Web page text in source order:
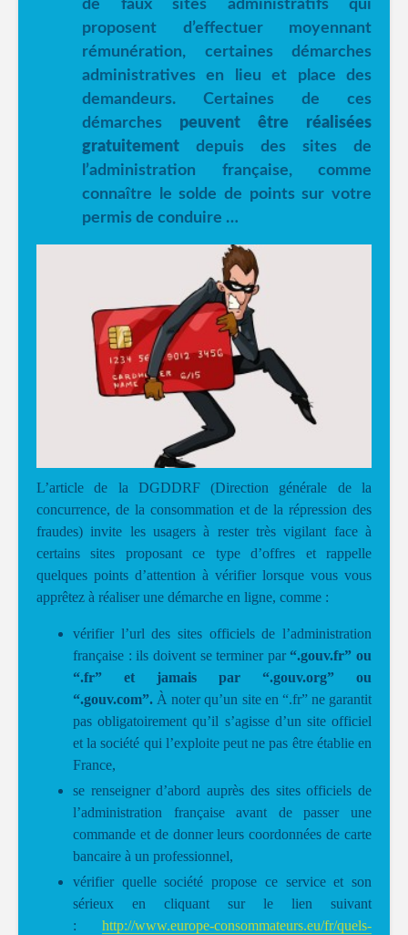
de faux sites administratifs qui
proposent d’effectuer moyennant
rémunération, certaines démarches
administratives en lieu et place des
demandeurs. Certaines de ces
démarches peuvent être réalisées
gratuitement depuis des sites de
l’administration française, comme
connaître le solde de points sur votre
permis de conduire …
L’article de la DGDDRF (Direction générale de la
concurrence, de la consommation et de la répression des
fraudes) invite les usagers à rester très vigilant face à
certains sites proposant ce type d’offres et rappelle
quelques points d’attention à vérifier lorsque vous vous
apprêtez à réaliser une démarche en ligne, comme :
vérifier l’url des sites officiels de l’administration
française : ils doivent se terminer par“.gouv.fr” ou
“.fr” et jamais par “.gouv.org” ou
“.gouv.com”. À noter qu’un site en “.fr” ne garantit
pas obligatoirement qu’il s’agisse d’un site officiel
et la société qui l’exploite peut ne pas être établie en
France,
se renseigner d’abord auprès des sites officiels de
l’administration française avant de passer une
commande et de donner leurs coordonnées de carte
bancaire à un professionnel,
vérifier quelle société propose ce service et son
sérieux en cliquant sur le lien suivant
: http://www.europe-consommateurs.eu/fr/quels-